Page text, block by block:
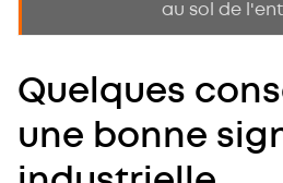
au sol de
Quelques
une bonne